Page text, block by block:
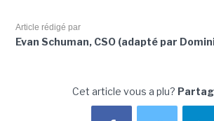
Article rédigé par
Evan Schuman, CSO (adapté par
Cet article vous a plu?